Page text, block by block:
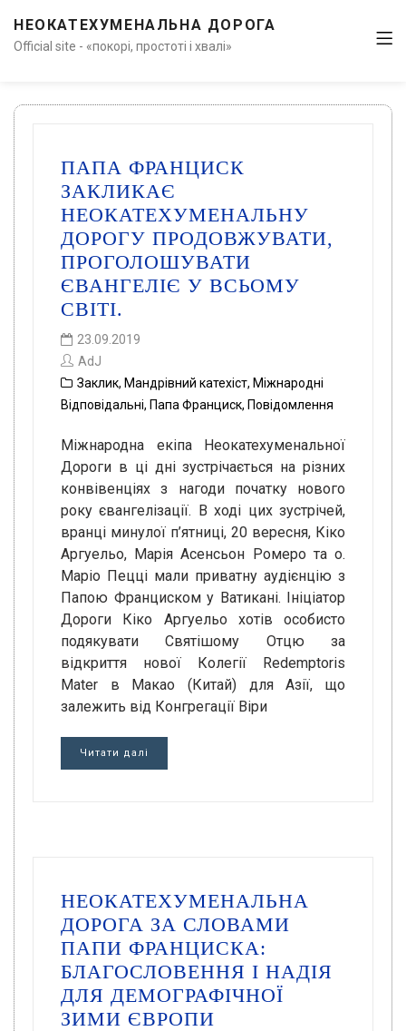
НЕОКАТЕХУМЕНАЛЬНА ДОРОГА
Official site - «покорі, простоті і хвалі»
ПАПА ФРАНЦИСК
ЗАКЛИКАЄ
НЕОКАТЕХУМЕНАЛЬНУ
ДОРОГУ ПРОДОВЖУВАТИ,
ПРОГОЛОШУВАТИ
ЄВАНГЕЛІЄ У ВСЬОМУ
СВІТІ.
23.09.2019
AdJ
Заклик, Мандрівний катехіст, Міжнародні
Відповідальні, Папа Франциск, Повідомлення
Міжнародна екіпа Неокатехуменальної
Дороги в ці дні зустрічається на різних
конвівенціях з нагоди початку нового
року євангелізації. В ході цих зустрічей,
вранці минулої п’ятниці, 20 вересня, Кіко
Аргуельо, Марія Асенсьон Ромеро та о.
Маріо Пецці мали приватну аудієнцію з
Папою Франциском у Ватикані. Ініціатор
Дороги Кіко Аргуельо хотів особисто
подякувати Святішому Отцю за
відкриття нової Колегії Redemptoris
Mater в Макао (Китай) для Азії, що
залежить від Конгрегації Віри
Читати далі
НЕОКАТЕХУМЕНАЛЬНА
ДОРОГА ЗА СЛОВАМИ
ПАПИ ФРАНЦИСКА:
БЛАГОСЛОВЕННЯ І НАДІЯ
ДЛЯ ДЕМОГРАФІЧНОЇ
ЗИМИ ЄВРОПИ